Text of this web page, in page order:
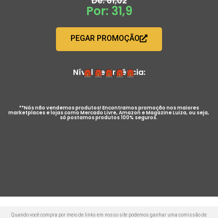
Por: 31,9
PEGAR PROMOÇÃO
Nível de Urgência:
**Nós não vendemos produtos! Encontramos promoção nos maiores
marketplaces e lojas como Mercado Livre, Amazon e Magazine Luiza, ou seja,
só postamos produtos 100% seguros.
Quando você compra por meio de links em nosso site podemos ganhar uma comissão de